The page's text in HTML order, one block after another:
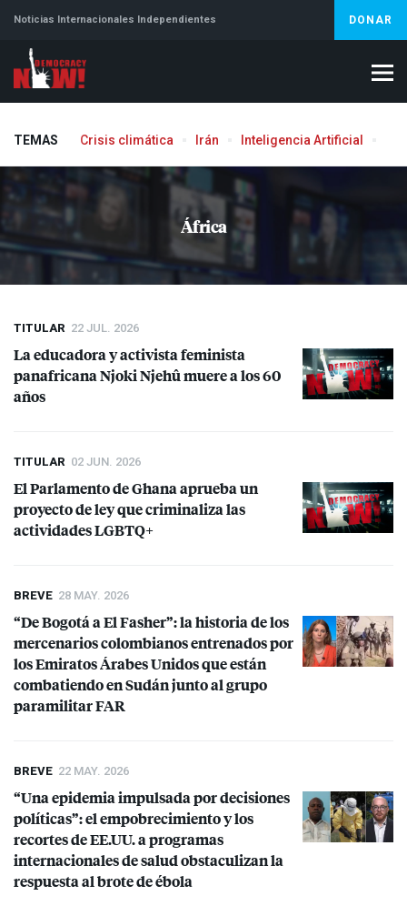
Noticias Internacionales Independientes DONAR
TEMAS Crisis climática Irán Inteligencia Artificial
África
TITULAR 22 JUL. 2026
La educadora y activista feminista
panafricana Njoki Njehû muere a los 60
años
TITULAR 02 JUN. 2026
El Parlamento de Ghana aprueba un
proyecto de ley que criminaliza las
actividades LGBTQ+
BREVE 28 MAY. 2026
“De Bogotá a El Fasher”: la historia de los
mercenarios colombianos entrenados por
los Emiratos Árabes Unidos que están
combatiendo en Sudán junto al grupo
paramilitarFAR
BREVE 22 MAY. 2026
“Una epidemia impulsada por decisiones
políticas”: el empobrecimiento y los
recortes de EE.UU. a programas
internacionales de salud obstaculizan la
respuesta al brote de ébola